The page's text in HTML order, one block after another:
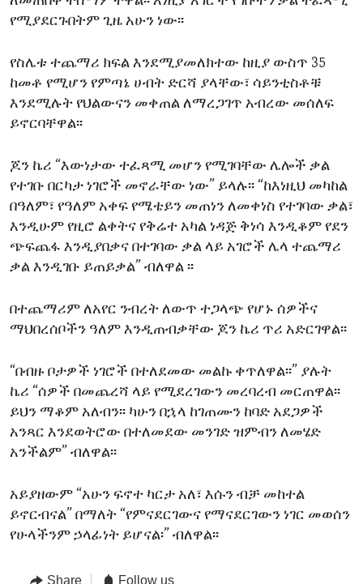
የሚያደርጉበትም ጊዜ አሁን ነው፡፡
የስሌቱ ተጨማሪ ክፍል እንደሚያመለክተው ከዚያ ውስጥ 35
ከመቶ የሚሆን የምጣኔ ሀብት ድርሻ ያላቸው፣ ሳይንቲስቶቹ
እንደሚሉት የህልውናን መቀጠል ለማረጋገጥ አብረው መሰለፍ
ይኖርባቸዋል፡፡
ጆን ኬሪ “እውነታው ተፈጻሚ መሆን የሚገባቸው ሌሎች ቃል
የተገቡ በርካታ ነገሮች መኖራቸው ነው” ይላሉ፡፡ “ከእነዚህ መካከል
በዓለም፣ የዓለም አቀፍ የሜቴይን መጠነን ለመቀነስ የተገባው ቃል፣
እንዲሁም የዚሮ ልቀትና የቅሬተ አካል ነዳጅ ቅነሳ እንዲቆም የደን
ጭፍጨፋ እንዲያበቃና በተገባው ቃል ላይ አገሮች ሌላ ተጨማሪ
ቃል እንዲገቡ ይጠይቃል” ብለዋል ፡፡
በተጨማሪም ለአየር ንብረት ለውጥ ተጋላጭ የሆኑ ሰዎችና
ማህበረሰቦችን ዓለም እንዲጠብቃቸው ጆን ኬሪ ጥሪ አድርገዋል፡፡
“በብዙ ቦታዎች ነገሮች በተለደመው መልኩ ቀጥለዋል፡፡” ያሉት
ኬሪ “ሰዎች በመጨረሻ ላይ የሚደረገውን መረባረብ መርጠዋል፡፡
ይህን ማቆም አለብን፡፡ ካሁን በኋላ ከገጠሙን ከባድ አደጋዎች
አንጻር እንደወትሮው በተለመደው መንገድ ዝምብን ለመሄድ
አንችልም” ብለዋል፡፡
አይያዘውም “አሁን ፍኖተ ካርታ አለ፣ እሱን ብቻ መከተል
ይኖርብናል” በማለት “የምናደርገውና የማናደርገውን ነገር መወሰን
የሁላችንም ኃላፊነት ይሆናል፡” ብለዋል፡፡
Share Follow us